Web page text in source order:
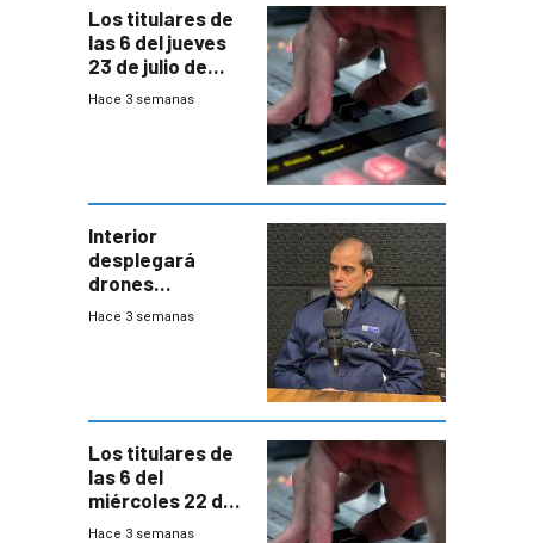
Los titulares de
las 6 del jueves
23 de julio de
2026
Hace 3 semanas
Interior
desplegará
drones
autónomos para
Hace 3 semanas
Los titulares de
las 6 del
miércoles 22 de
julio de 2026
Hace 3 semanas